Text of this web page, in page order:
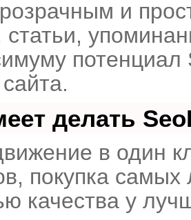
и
статьи,
делать
в один
покупка
качества у